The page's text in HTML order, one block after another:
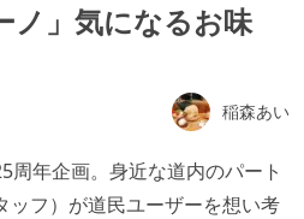
ノ」気になるお味
稲森あい
周年企画。身近な道内のパート
ッフ）が道民ユーザーを想い考